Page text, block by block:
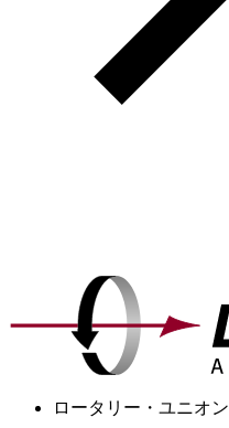
ロータリー・ユニオン